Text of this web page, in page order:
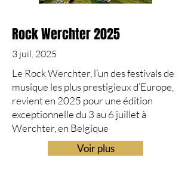
Rock Werchter 2025
3 juil. 2025
Le Rock Werchter, l’un des festivals de
musique les plus prestigieux d’Europe,
revient en 2025 pour une édition
exceptionnelle du 3 au 6 juillet à
Werchter, en Belgique
Voir plus